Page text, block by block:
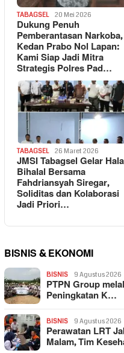
TABAGSEL 20 Mei 2026
Dukung Penuh
Pemberantasan Narkoba,
Kedan Prabo Nol Lapan:
Kami Siap Jadi Mitra
Strategis Polres Pad…
TABAGSEL 26 Maret 2026
JMSI Tabagsel Gelar
Bihalal Bersama
Fahdriansyah Siregar,
Soliditas dan Kolaborasi
Jadi Priori…
BISNIS & EKONOMI
BISNIS 9 Agustus 2026
PTPN Group
Peningkatan K…
BISNIS 9 Agustus 2026
Perawatan LRT
Malam, Tim